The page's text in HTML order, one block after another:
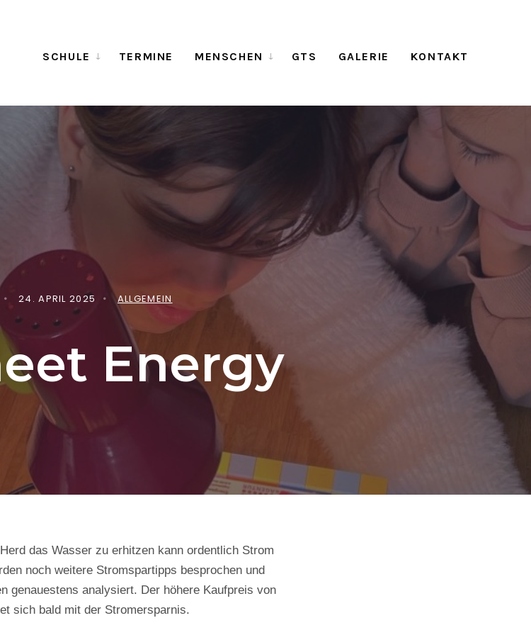
SCHULE TERMINE MENSCHEN GTS GALERIE KONTAKT
• 24. APRIL 2025 • ALLGEMEIN
Energy
das Wasser zu erhitzen kann ordentlich Strom
noch weitere Stromspartipps besprochen und
genauestens analysiert. Der höhere Kaufpreis von
sich bald mit der Stromersparnis.